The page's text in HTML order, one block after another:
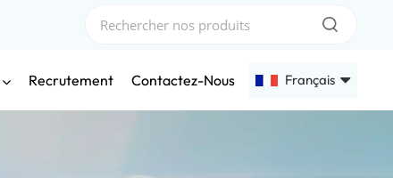
Recrutement Contactez-Nous Français